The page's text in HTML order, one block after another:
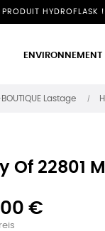
HYDROFLASK !
ENVIRONNEMENT
BOUTIQUE Lastage
Of 22801
€